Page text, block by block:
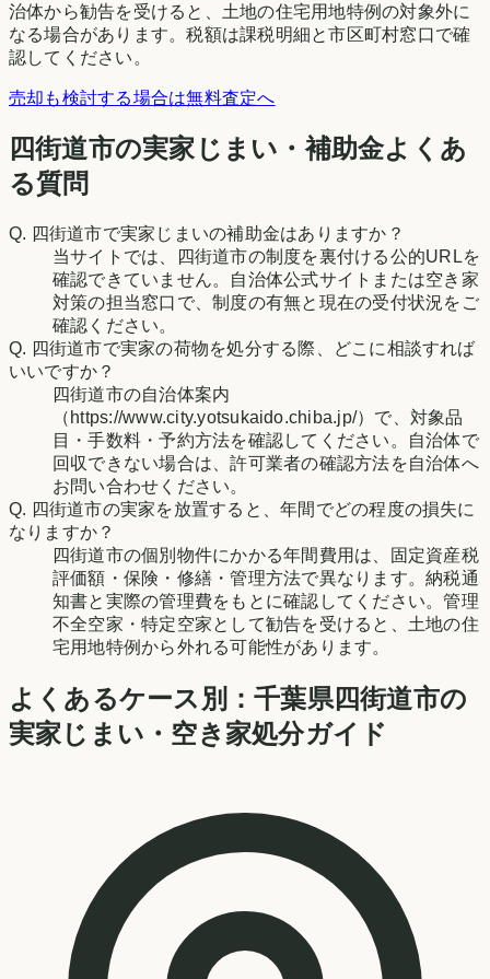
治体から勧告を受けると、土地の住宅用地特例の対象外に
なる場合があります。税額は課税明細と市区町村窓口で確
認してください。
売却も検討する場合は無料査定へ
四街道市の実家じまい・補助金よくあ
る質問
Q. 四街道市で実家じまいの補助金はありますか？
当サイトでは、四街道市の制度を裏付ける公的URLを
確認できていません。自治体公式サイトまたは空き家
対策の担当窓口で、制度の有無と現在の受付状況をご
確認ください。
Q. 四街道市で実家の荷物を処分する際、どこに相談すれば
いいですか？
四街道市の自治体案内
（https://www.city.yotsukaido.chiba.jp/）で、対象品
目・手数料・予約方法を確認してください。自治体で
回収できない場合は、許可業者の確認方法を自治体へ
お問い合わせください。
Q. 四街道市の実家を放置すると、年間でどの程度の損失に
なりますか？
四街道市の個別物件にかかる年間費用は、固定資産税
評価額・保険・修繕・管理方法で異なります。納税通
知書と実際の管理費をもとに確認してください。管理
不全空家・特定空家として勧告を受けると、土地の住
宅用地特例から外れる可能性があります。
よくあるケース別：千葉県四街道市の
実家じまい・空き家処分ガイド